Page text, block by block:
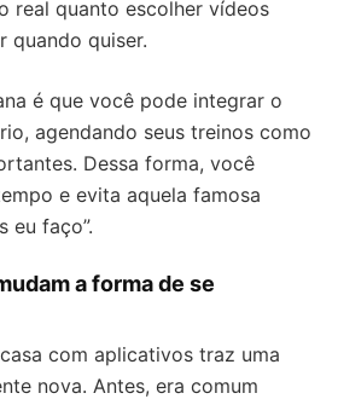
real quanto escolher vídeos
quando quiser.
é que você pode integrar o
agendando seus treinos como
Dessa forma, você
e evita aquela famosa
eu faço”.
a forma de se
com aplicativos traz uma
nova. Antes, era comum